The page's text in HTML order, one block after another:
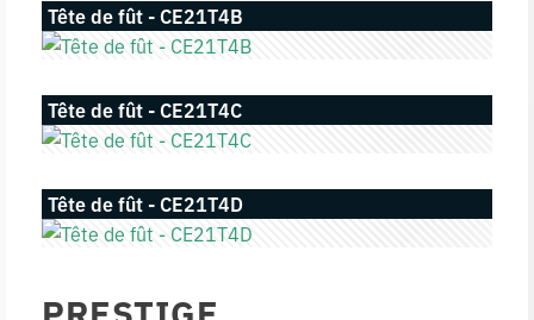
Tête de fût - CE21T4B
Tête de fût - CE21T4C
Tête de fût - CE21T4D